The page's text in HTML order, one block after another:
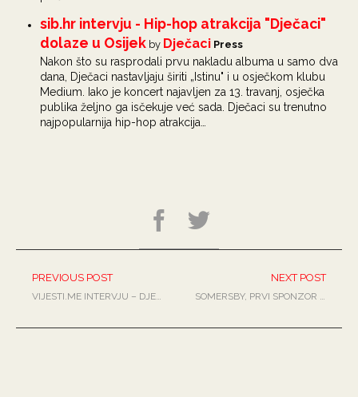
sib.hr intervju - Hip-hop atrakcija "Dječaci"
dolaze u Osijek by Dječaci Press
Nakon što su rasprodali prvu nakladu albuma u samo dva
dana, Dječaci nastavljaju širiti „Istinu" i u osječkom klubu
Medium. Iako je koncert najavljen za 13. travanj, osječka
publika željno ga isčekuje već sada. Dječaci su trenutno
najpopularnija hip-hop atrakcija…
PREVIOUS POST
VIJESTI.ME INTERVJU – DJEČACI: NAŠ NASTUP JE KAO POZORIŠTE, MOŽE SE SVAŠTA DOGODITI
NEXT POST
SOMERSBY, PRVI SPONZOR MIRIS VIDEA